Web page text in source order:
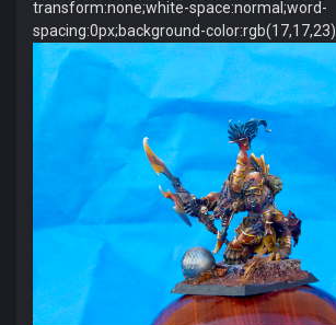
transform:none;white-space:normal;word-
spacing:0px;background-